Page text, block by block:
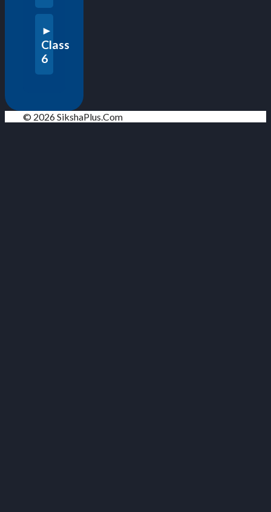
Class
6
© 2026 SikshaPlus.Com